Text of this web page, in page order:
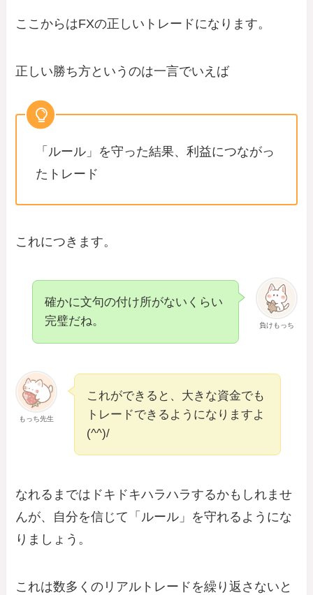
ここからはFXの正しいトレードになります。
正しい勝ち方というのは一言でいえば
「ルール」を守った結果、利益につながっ
たトレード
これにつきます。
負けもっち
確かに文句の付け所がないくらい
完璧だね。
もっち先生
これができると、大きな資金でも
トレードできるようになりますよ
(^^)/
なれるまではドキドキハラハラするかもしれませ
んが、自分を信じて「ルール」を守れるようにな
りましょう。
これは数多くのリアルトレードを繰り返さないと